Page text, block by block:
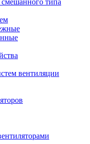
типа
вентиляции